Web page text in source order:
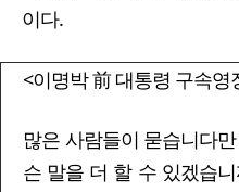
이다.
<이명박 前 대통령 구속
많은 사람들이 묻습니다
슨 말을 더 할 수 있겠습